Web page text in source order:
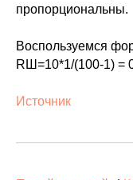
пропорциональны.
Воспользуемся
RШ=10*1/(100-1) =
Источник